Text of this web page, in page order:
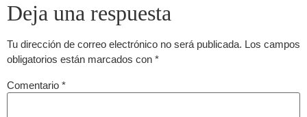
Deja una respuesta
Tu dirección de correo electrónico no será publicada. Los campos
obligatorios están marcados con *
Comentario *